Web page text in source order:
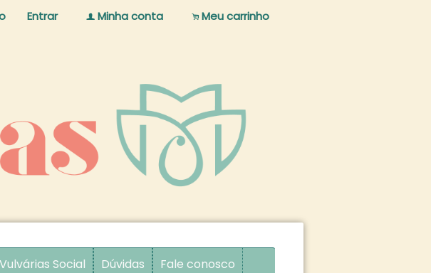
Entrar f Minha conta . Meu carrinho
Vulvárias Social Dúvidas Fale conosco